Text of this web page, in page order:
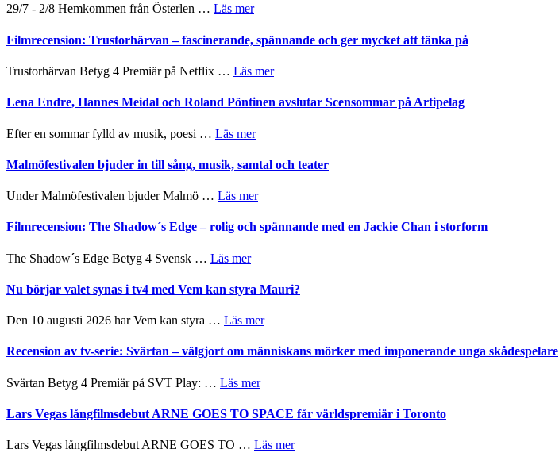
–
humoristisk
hjärtevarm
kompott
29/7 - 2/8 Hemkommen från Österlen … Läs merom
Sweden
Jazz
2026
–
I
bortom
vidsträckta
Filmrecension: Trustorhärvan – fascinerande, spännande och ger mycket att tänka på
Trustorhärvan Betyg 4 Premiär på Netflix … Läs merom
Trustorhärvan
ger
på
Lena Endre, Hannes Meidal och Roland Pöntinen avslutar Scensommar på Artipelag
Efter en sommar fylld av musik, poesi … Läs merom
Endre,
och
Pöntinen
Artipelag
Malmöfestivalen bjuder in till sång, musik, samtal och teater
Under Malmöfestivalen bjuder Malmö … Läs merom
bjuder
in
samtal
teater
Filmrecension: The Shadow´s Edge – rolig och spännande med en Jackie Chan i storform
The Shadow´s Edge Betyg 4 Svensk … Läs merom
The
Edge
rolig
spännande
en
Chan
Nu börjar valet synas i tv4 med Vem kan styra Mauri?
Den 10 augusti 2026 har Vem kan styra … Läs merom
börjar
med
kan
Recension av tv-serie: Svärtan – välgjort om människans mörker med imponerande unga skådespelare
Svärtan Betyg 4 Premiär på SVT Play: … Läs merom
av
serie:
Lars Vegas långfilmsdebut ARNE GOES TO SPACE får världspremiär i Toronto
Lars Vegas långfilmsdebut ARNE GOES TO … Läs merom